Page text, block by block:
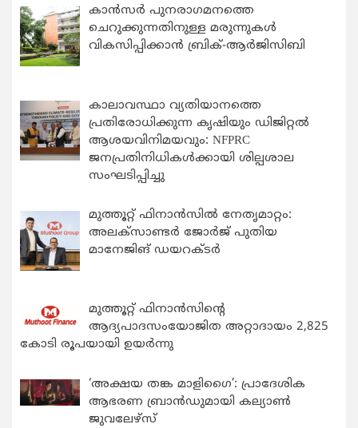
കാന്‍സര്‍ പുനരാഗമനത്തെ
ചെറുക്കുന്നതിനുള്ള മരുന്നുകള്‍
വികസിപ്പിക്കാന്‍ ബ്രിക്-ആര്‍ജിസിബി
കാലാവസ്ഥാ വ്യതിയാനത്തെ
പ്രതിരോധിക്കുന്ന കൃഷിയും ഡിജിറ്റൽ
ആശയവിനിമയവും: NFPRC
ജനപ്രതിനിധികൾക്കായി ശില്പശാല
സംഘടിപ്പിച്ചു
മുത്തൂറ്റ് ഫിനാൻസിൽ നേതൃമാറ്റം:
അലക്സാണ്ടർ ജോർജ് പുതിയ
മാനേജിങ് ഡയറക്ടർ
മുത്തൂറ്റ് ഫിനാൻസിന്റെ
ആദ്യപാദസംയോജിത അറ്റാദായം 2,825
കോടി രൂപയായി ഉയർന്നു
‘അക്ഷയ തങ്ക മാളിഗൈ’: പ്രാദേശിക
ആഭരണ ബ്രാന്‍ഡുമായി കല്യാണ്‍
ജുവലേഴ്‌സ്